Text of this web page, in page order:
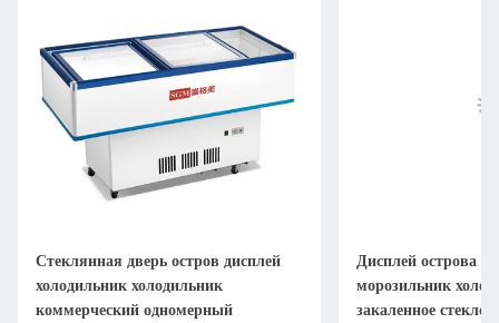
Стеклянная дверь остров дисплей
холодильник холодильник
коммерческий одномерный
Дисплей острова
морозильник
закаленное стекло